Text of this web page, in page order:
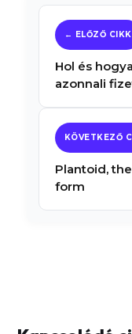
Hol és
azonnali
Plantoid,
form